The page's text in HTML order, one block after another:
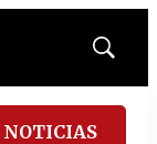
Mostrar